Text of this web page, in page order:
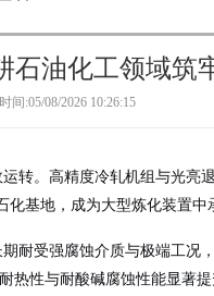
石油化工领域筑
时间:05/08/2026 10:26:15
转。高精度冷轧机组与光
基地，成为大型炼化装置
耐受强腐蚀介质与极端工
热性与耐酸碱腐蚀性能显著